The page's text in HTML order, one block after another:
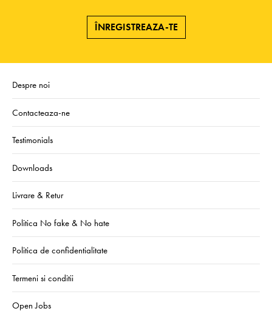
ÎNREGISTREAZA-TE
Despre noi
Contacteaza-ne
Testimonials
Downloads
Livrare & Retur
Politica No fake & No hate
Politica de confidentialitate
Termeni si conditii
Open Jobs